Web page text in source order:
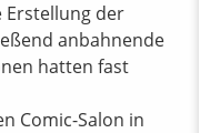
Erstellung der
anbahnende
hatten fast
Comic-Salon in